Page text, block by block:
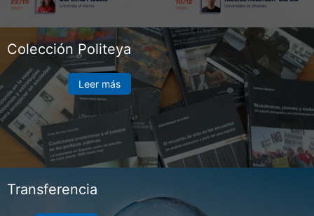
Colección Politeya
Leer más
Transferencia